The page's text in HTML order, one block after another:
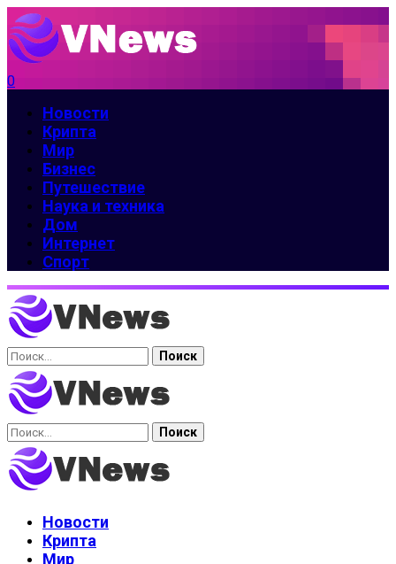
0
Новости
Крипта
Мир
Бизнес
Путешествие
Наука и техника
Дом
Интернет
Спорт
Найти:
Найти:
Новости
Крипта
Мир